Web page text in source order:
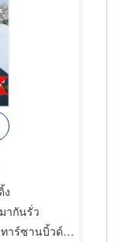
ง
ากันรั่ว
ร์ซานบิ้วด์ดิ้ง